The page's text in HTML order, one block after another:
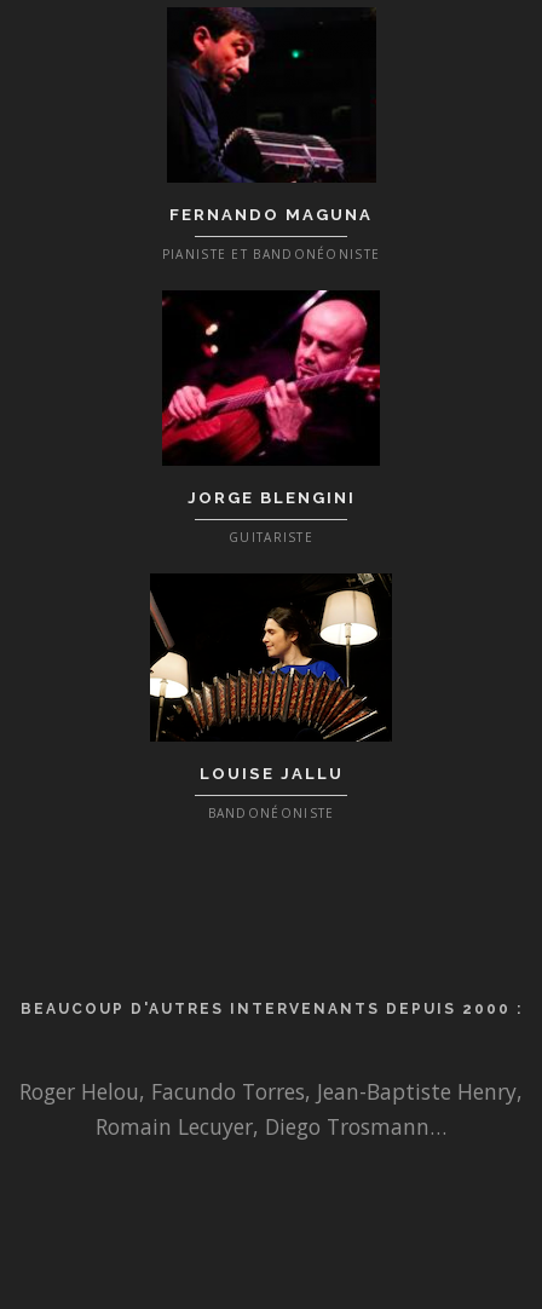
FERNANDO MAGUNA
PIANISTE ET BANDONÉONISTE
JORGE BLENGINI
GUITARISTE
LOUISE JALLU
BANDONÉONISTE
BEAUCOUP D'AUTRES INTERVENANTS DEPUIS 2000 :
Roger Helou, Facundo Torres, Jean-Baptiste Henry,
Romain Lecuyer, Diego Trosmann…